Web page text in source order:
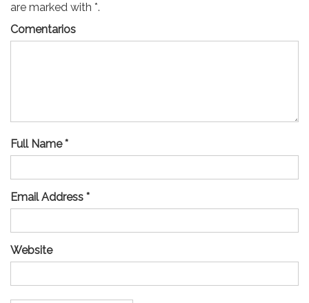
are marked with *.
Comentarios
Full Name *
Email Address *
Website